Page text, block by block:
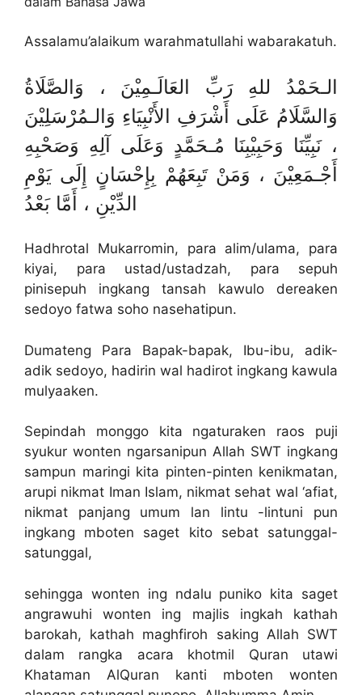
Assalamu’alaikum warahmatullahi wabarakatuh.
الـحَمْدُ للهِ رَبِّ العَالَـمِيْنَ ، وَالصَّلَاةُ
وَالسَّلَامُ عَلَى أَشْرَفِ الأَنْبِيَاءِ وَالـمُرْسَلِيْنَ
، نَبِيِّنَا وَحَبِيْبِنَا مُـحَمَّدٍ وَعَلَى آلِهِ وَصَحْبِهِ
أَجْـمَعِيْنَ ، وَمَنْ تَبِعَهُمْ بِإِحْسَانٍ إِلَى يَوْمِ
الدِّيْنِ ، أَمَّا بَعْدُ
Hadhrotal Mukarromin, para alim/ulama, para
kiyai, para ustad/ustadzah, para sepuh
pinisepuh ingkang tansah kawulo dereaken
sedoyo fatwa soho nasehatipun.
Dumateng Para Bapak-bapak, Ibu-ibu, adik-
adik sedoyo, hadirin wal hadirot ingkang kawula
mulyaaken.
Sepindah monggo kita ngaturaken raos puji
syukur wonten ngarsanipun Allah SWT ingkang
sampun maringi kita pinten-pinten kenikmatan,
arupi nikmat Iman Islam, nikmat sehat wal ‘afiat,
nikmat panjang umum lan lintu -lintuni pun
ingkang mboten saget kito sebat satunggal-
satunggal,
sehingga wonten ing ndalu puniko kita saget
angrawuhi wonten ing majlis ingkah kathah
barokah, kathah maghfiroh saking Allah SWT
dalam rangka acara khotmil Quran utawi
Khataman AlQuran kanti mboten wonten